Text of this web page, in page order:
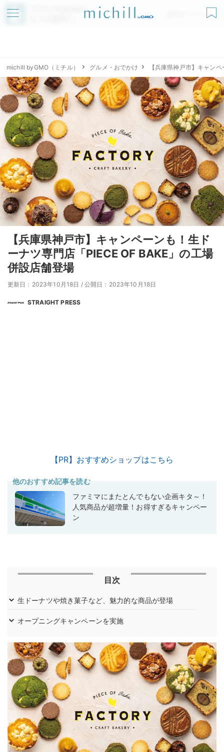
アプリでmichillが
無料ダウンロード
michill byGMO（ミチル） グルメ・おでかけ 【兵庫県神戸市】キャン
【兵庫県神戸市】キャンペーンも！生ド
ーナツ専門店「PIECE OF BAKE」の工場
併設店舗登場
更新日：2023年10月18日 / 公開日：2023年10月18日
STRAIGHT PRESS
【PR】おすすめショップはこちら
他のおすすめ記事を読む
ファミマにまたとんでもない企画キタ～！
人気商品が超増量！お得すぎるキャンペー
ン
目次
生ドーナツや焼き菓子など、魅力的な商品が登場
オープニングキャンペーンを実施